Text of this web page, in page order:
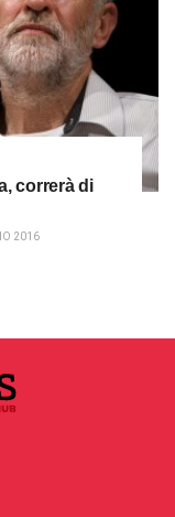
correrà di
2016